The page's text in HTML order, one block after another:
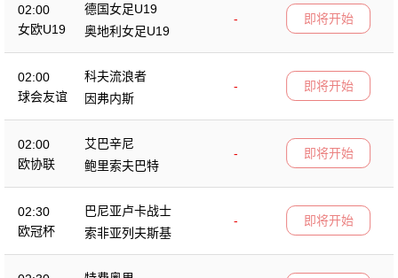
02:00
女欧U19
德国女足U19
-
奥地利女足U19
即将开始
02:00
球会友谊
科夫流浪者
-
因弗内斯
即将开始
02:00
欧协联
艾巴辛尼
-
鲍里索夫巴特
即将开始
02:30
欧冠杯
巴尼亚卢卡战士
-
索非亚列夫斯基
即将开始